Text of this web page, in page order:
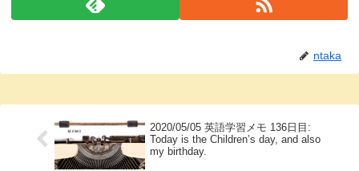
ntaka
2020/05/05 英語学習メモ 136日目:
Today is the Children’s day, and also
my birthday.